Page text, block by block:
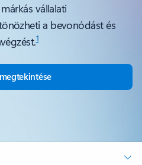
vállalati
a bevonódást és
1